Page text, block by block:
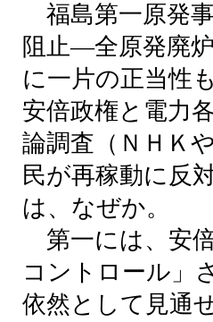
福島第一原発
阻止―全原発廃
に一片の正当性
安倍政権と電力
論調査（ＮＨＫ
民が再稼動に反
は、なぜか。
第一には、安
コントロール」
依然として見通